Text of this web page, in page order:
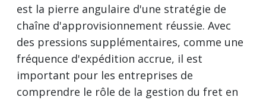
est la pierre angulaire d'une stratégie de
chaîne d'approvisionnement réussie. Avec
des pressions supplémentaires, comme une
fréquence d'expédition accrue, il est
important pour les entreprises de
comprendre le rôle de la gestion du fret en